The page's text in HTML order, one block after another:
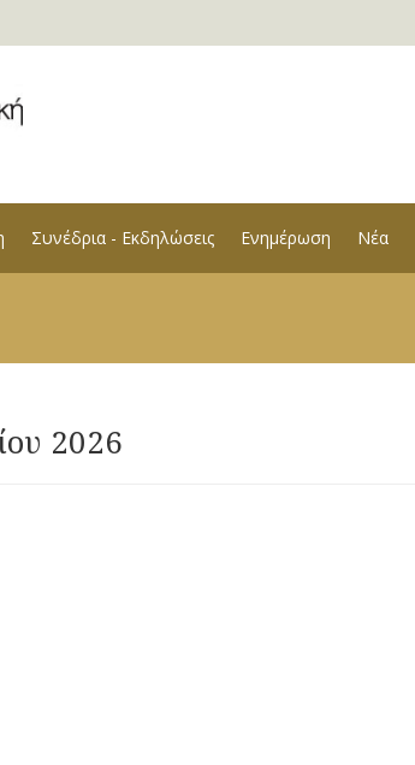
Συνέδρια - Εκδηλώσεις Ενημέρωση Νέα
2026